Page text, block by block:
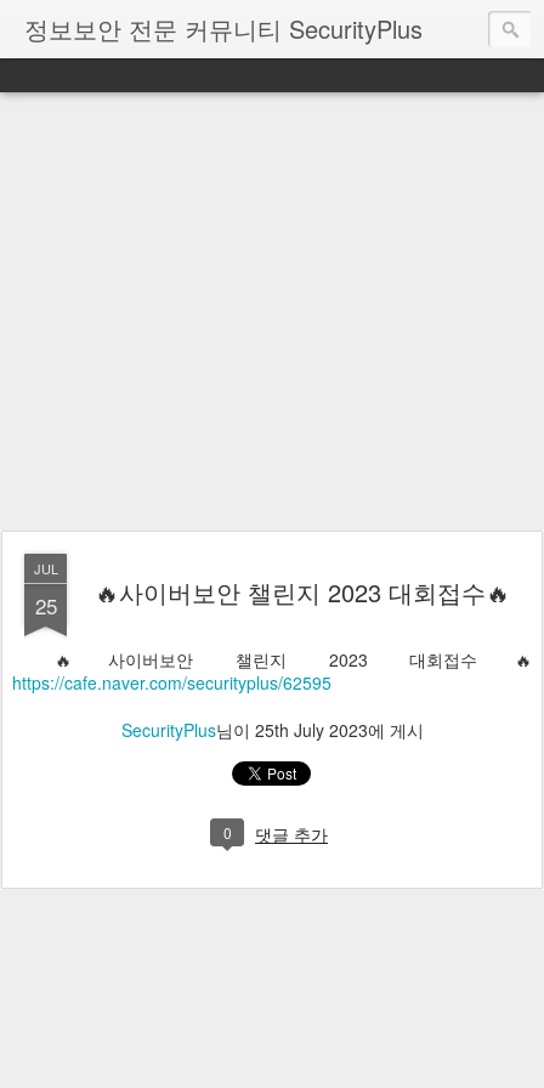
정보보안 전문 커뮤니티 SecurityPlus
JUL
25 🔥사이버보안 챌린지 2023 대회접수🔥
🔥사이버보안 챌린지 2023 대회접수🔥
https://cafe.naver.com/securityplus/62595
SecurityPlus님이 25th July 2023에 게시
0 댓글 추가